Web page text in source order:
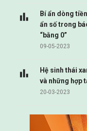
Bí ẩn dòng
ẩn số trong
“bằng 0”
09-05-2023
Hệ sinh thái
và những hợp
20-03-2023